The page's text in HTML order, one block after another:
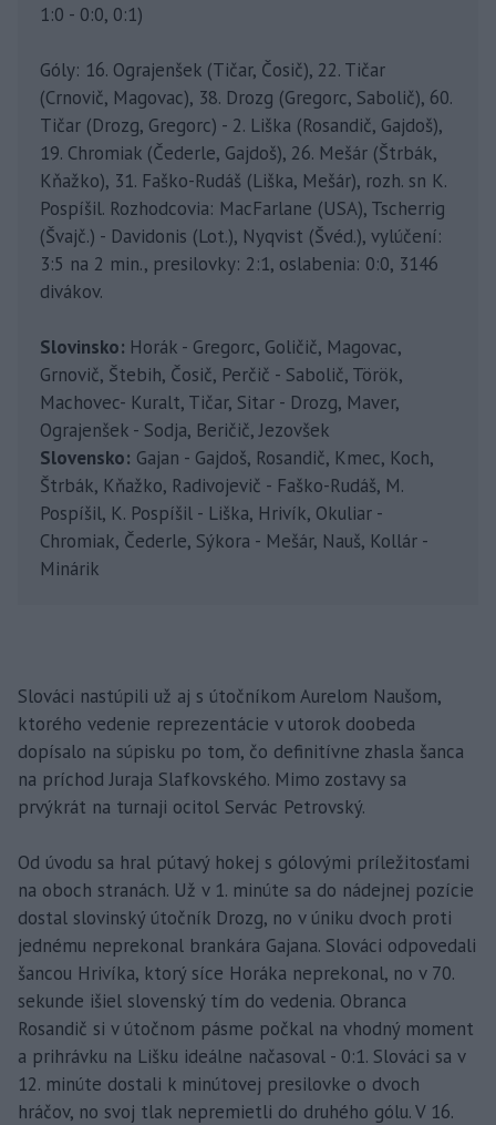
1:0 - 0:0, 0:1)
Góly: 16. Ograjenšek (Tičar, Čosič), 22. Tičar
(Crnovič, Magovac), 38. Drozg (Gregorc, Sabolič), 60.
Tičar (Drozg, Gregorc) - 2. Liška (Rosandič, Gajdoš),
19. Chromiak (Čederle, Gajdoš), 26. Mešár (Štrbák,
Kňažko), 31. Faško-Rudáš (Liška, Mešár), rozh. sn K.
Pospíšil. Rozhodcovia: MacFarlane (USA), Tscherrig
(Švajč.) - Davidonis (Lot.), Nyqvist (Švéd.), vylúčení:
3:5 na 2 min., presilovky: 2:1, oslabenia: 0:0, 3146
divákov.
Slovinsko: Horák - Gregorc, Goličič, Magovac,
Grnovič, Štebih, Čosič, Perčič - Sabolič, Török,
Machovec- Kuralt, Tičar, Sitar - Drozg, Maver,
Ograjenšek - Sodja, Beričič, Jezovšek
Slovensko: Gajan - Gajdoš, Rosandič, Kmec, Koch,
Štrbák, Kňažko, Radivojevič - Faško-Rudáš, M.
Pospíšil, K. Pospíšil - Liška, Hrivík, Okuliar -
Chromiak, Čederle, Sýkora - Mešár, Nauš, Kollár -
Minárik
Slováci nastúpili už aj s útočníkom Aurelom Naušom,
ktorého vedenie reprezentácie v utorok doobeda
dopísalo na súpisku po tom, čo definitívne zhasla šanca
na príchod Juraja Slafkovského. Mimo zostavy sa
prvýkrát na turnaji ocitol Servác Petrovský.
Od úvodu sa hral pútavý hokej s gólovými príležitosťami
na oboch stranách. Už v 1. minúte sa do nádejnej pozície
dostal slovinský útočník Drozg, no v úniku dvoch proti
jednému neprekonal brankára Gajana. Slováci odpovedali
šancou Hrivíka, ktorý síce Horáka neprekonal, no v 70.
sekunde išiel slovenský tím do vedenia. Obranca
Rosandič si v útočnom pásme počkal na vhodný moment
a prihrávku na Lišku ideálne načasoval - 0:1. Slováci sa v
12. minúte dostali k minútovej presilovke o dvoch
hráčov, no svoj tlak nepremietli do druhého gólu. V 16.